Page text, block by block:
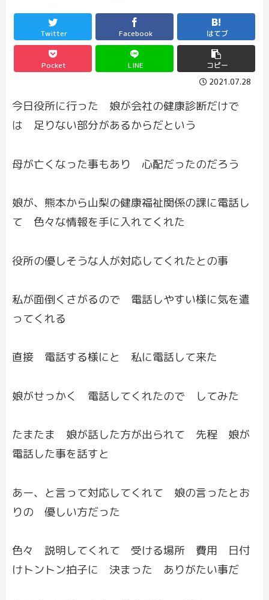
Twitter Facebook はてブ
Pocket LINE コピー
2021.07.28
今日役所に行った 娘が会社の健康診断だけで
は 足りない部分があるからだという
母が亡くなった事もあり 心配だったのだろう
娘が、熊本から山梨の健康福祉関係の課に電話し
て 色々な情報を手に入れてくれた
役所の優しそうな人が対応してくれたとの事
私が面倒くさがるので 電話しやすい様に気を遣
ってくれる
直接 電話する様にと 私に電話して来た
娘がせっかく 電話してくれたので してみた
たまたま 娘が話した方が出られて 先程 娘が
電話した事を話すと
あー、と言って対応してくれて 娘の言ったとお
りの 優しい方だった
色々 説明してくれて 受ける場所 費用 日付
けトントン拍子に 決まった ありがたい事だ